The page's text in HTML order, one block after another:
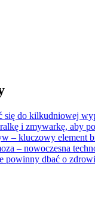
się do kilkudniowej
i zmywarkę, aby
– kluczowy element
– nowoczesna
powinny dbać o